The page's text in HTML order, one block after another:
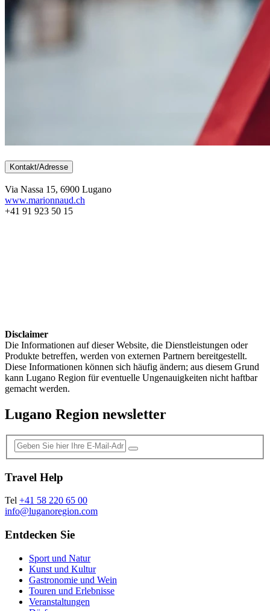
Kontakt/Adresse
Via Nassa 15, 6900 Lugano
www.marionnaud.ch
+41 91 923 50 15
Disclaimer
Die Informationen auf dieser Website, die Dienstleistungen oder
Produkte betreffen, werden von externen Partnern bereitgestellt.
Diese Informationen können sich häufig ändern; aus diesem Grund
kann Lugano Region für eventuelle Ungenauigkeiten nicht haftbar
gemacht werden.
Lugano Region newsletter
Travel Help
Tel +41 58 220 65 00
info@luganoregion.com
Entdecken Sie
Sport und Natur
Kunst und Kultur
Gastronomie und Wein
Touren und Erlebnisse
Veranstaltungen